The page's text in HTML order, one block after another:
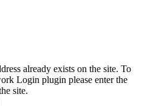
already exists on the site. To
Login plugin please enter the
site.